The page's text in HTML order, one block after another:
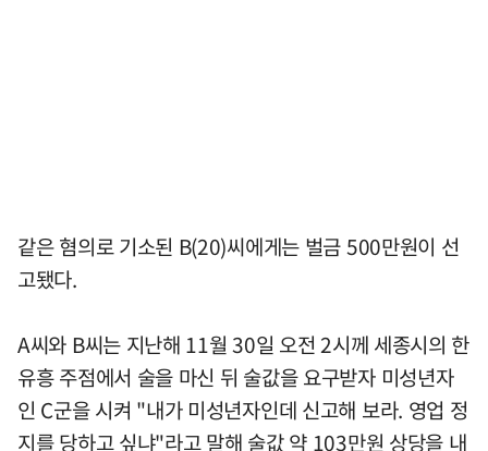
같은 혐의로 기소된 B(20)씨에게는 벌금 500만원이 선
고됐다.
A씨와 B씨는 지난해 11월 30일 오전 2시께 세종시의 한
유흥 주점에서 술을 마신 뒤 술값을 요구받자 미성년자
인 C군을 시켜 "내가 미성년자인데 신고해 보라. 영업 정
지를 당하고 싶냐"라고 말해 술값 약 103만원 상당을 내